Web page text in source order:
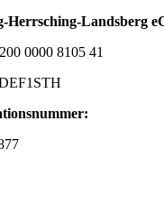
Herrsching-Landsberg
0000 8105 41